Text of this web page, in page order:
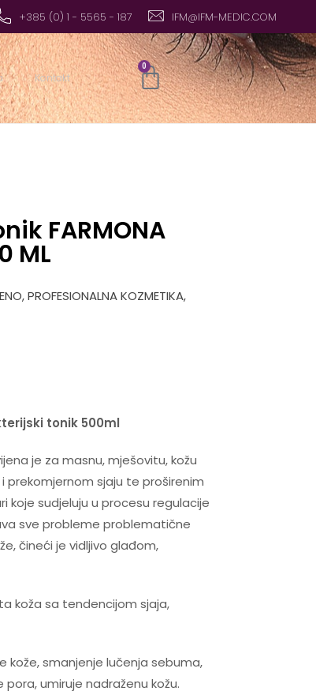
+385 (0) 1 - 5565 - 187 IFM@IFM-MEDIC.COM
Kontakt
0
FARMONA
ML
,PROFESIONALNA KOZMETIKA,
tonik 500ml
je za masnu, mješovitu, kožu
prekomjernom sjaju te proširenim
koje sudjeluju u procesu regulacije
sve probleme problematične
čineći je vidljivo glađom,
koža sa tendencijom sjaja,
kože, smanjenje lučenja sebuma,
umiruje nadraženu kožu.